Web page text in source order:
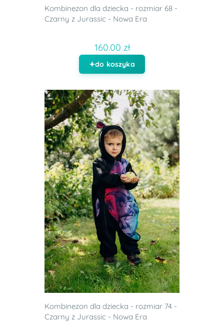
Kombinezon dla dziecka - rozmiar 68 -
Czarny z Jurassic - Nowa Era
160.00 zł
do koszyka
Kombinezon dla dziecka - rozmiar 74 -
Czarny z Jurassic - Nowa Era